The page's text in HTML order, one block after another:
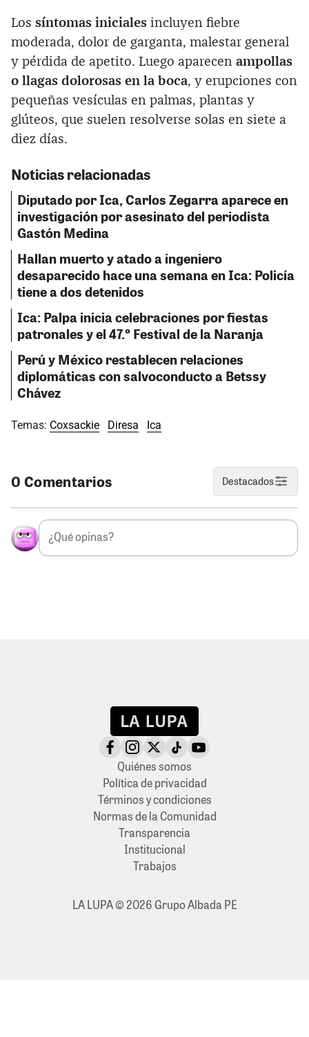
Los síntomas iniciales incluyen fiebre
moderada, dolor de garganta, malestar general
y pérdida de apetito. Luego aparecen ampollas
o llagas dolorosas en la boca, y erupciones con
pequeñas vesículas en palmas, plantas y
glúteos, que suelen resolverse solas en siete a
diez días.
Noticias relacionadas
Diputado por Ica, Carlos Zegarra aparece en
investigación por asesinato del periodista
Gastón Medina
Hallan muerto y atado a ingeniero
desaparecido hace una semana en Ica: Policía
tiene a dos detenidos
Ica: Palpa inicia celebraciones por fiestas
patronales y el 47.º Festival de la Naranja
Perú y México restablecen relaciones
diplomáticas con salvoconducto a Betssy
Chávez
Temas: Coxsackie Diresa Ica
0 Comentarios Destacados
Quiénes somos
Política de privacidad
Términos y condiciones
Normas de la Comunidad
Transparencia
Institucional
Trabajos
LA LUPA © 2026 Grupo Albada PE